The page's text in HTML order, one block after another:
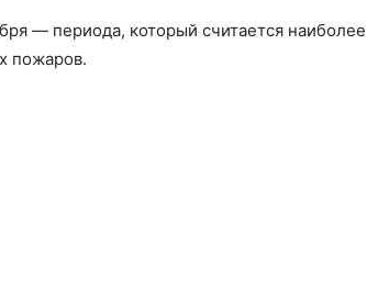
— периода, который считается наиболее
пожаров.